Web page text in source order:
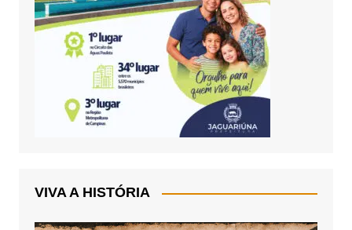
VIVA A HISTÓRIA